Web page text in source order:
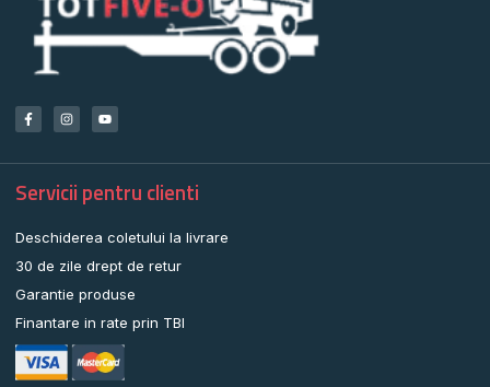
Servicii pentru clienti
Deschiderea coletului la livrare
30 de zile drept de retur
Garantie produse
Finantare in rate prin TBI